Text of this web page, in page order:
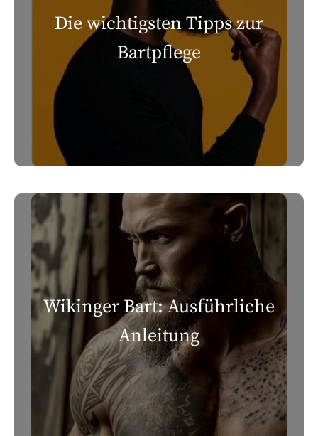
Die wichtigsten Tipps zur
Bartpflege
Wikinger Bart: Ausführliche
Anleitung